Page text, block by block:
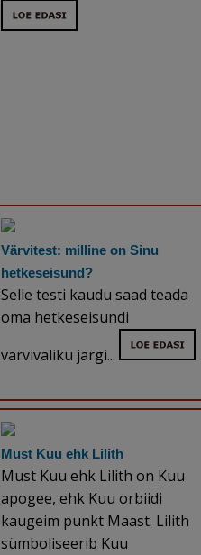
Värvitest: milline on Sinu
hetkeseisund?
Selle testi kaudu saad teada
oma hetkeseisundi
värvivaliku järgi...
Must Kuu ehk Lilith
Must Kuu ehk Lilith on Kuu
apogee, ehk Kuu orbiidi
kaugeim punkt Maast. Lilith
sümboliseerib Kuu